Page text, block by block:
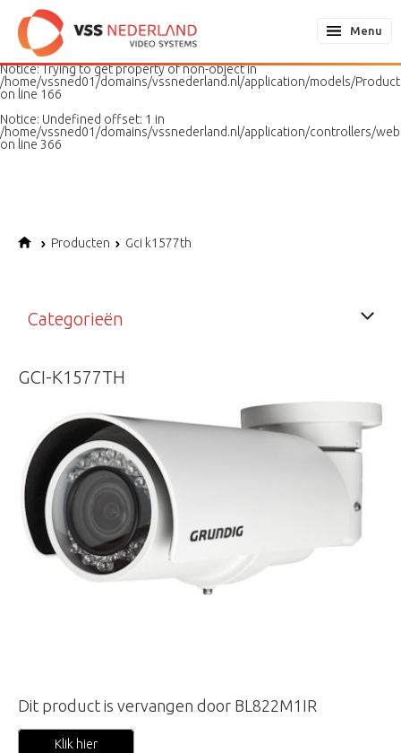
Notice: Undefined variable: page in
/home/vssned01/domains/vssnederland.nl/application/models/
on line
187
Notice: Trying to get property of non-object in
/home/vssned01/domains/vssnederland.nl/application/models/
on line 166
Notice: Undefined offset: 1 in
/home/vssned01/domains/vssnederland.nl/application/controllers/
on line 366
Menu
Producten Gci k1577th
Categorieën
GCI-K1577TH
Dit product is vervangen door BL822M1IR
Klik hier